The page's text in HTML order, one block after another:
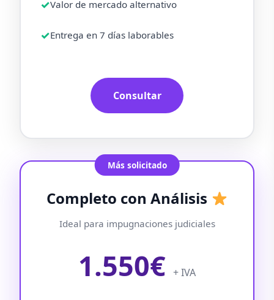
Valor de mercado alternativo
Entrega en 7 días laborables
Consultar
Completo con Análisis
Ideal para impugnaciones judiciales
1.550€ + IVA